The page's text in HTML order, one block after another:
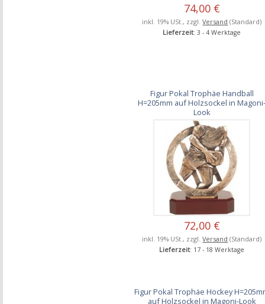
74,00 €
inkl. 19% USt., zzgl.Versand (Standard)
Lieferzeit: 3 - 4 Werktage
Figur Pokal Trophäe Handball
H=205mm auf Holzsockel in
Look
72,00 €
inkl. 19% USt., zzgl.Versand (Standard)
Lieferzeit: 17 - 18 Werktage
Figur Pokal Trophäe Hockey
auf Holzsockel in Magoni-Look